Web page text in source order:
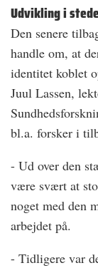
Udvikling i
Den senere
handle om, at
identitet koblet
Juul Lassen,
bl.a. forsker i
- Ud over den
være svært at
noget med den
arbejdet på.
- Tidligere var